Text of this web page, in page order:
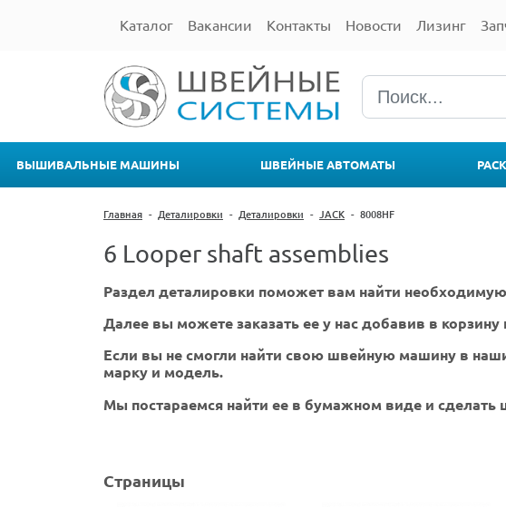
Каталог Вакансии Контакты Новости Лизинг
ВЫШИВАЛЬНЫЕ МАШИНЫ ШВЕЙНЫЕ АВТОМАТЫ
Главная - Деталировки - Деталировки - JACK - 8008HF
6 Looper shaft assemblies
Раздел деталировки поможет вам найти необходимую
Далее вы можете заказать ее у нас добавив в корзину
Если вы не смогли найти свою швейную машину в
марку и модель.
Мы постараемся найти ее в бумажном виде и сделать
Страницы